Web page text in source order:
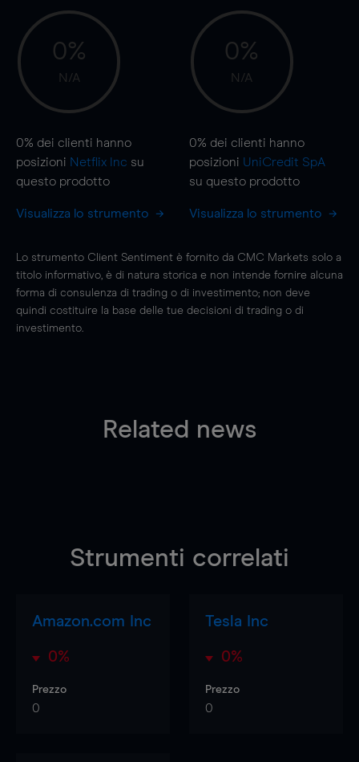
0%
N/A
0% dei clienti hanno
posizioni Netflix Inc su
questo prodotto
Visualizza lo strumento
0%
N/A
0% dei clienti hanno
posizioni UniCredit SpA
su questo prodotto
Visualizza lo strumento
Lo strumento Client Sentiment è fornito da CMC Markets solo a
titolo informativo, è di natura storica e non intende fornire alcuna
forma di consulenza di trading o di investimento; non deve
quindi costituire la base delle tue decisioni di trading o di
investimento.
Related news
Strumenti correlati
Amazon.com Inc
0%
Prezzo
0
Tesla Inc
0%
Prezzo
0